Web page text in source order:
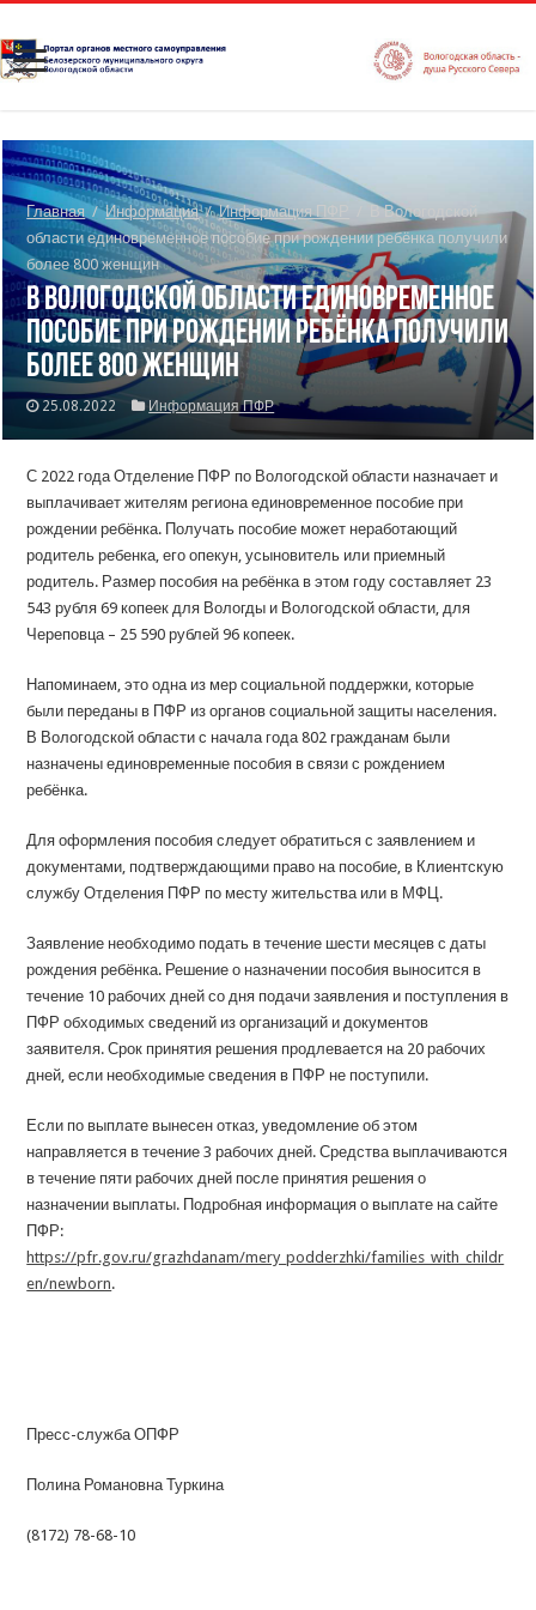
Главная / Информация / Информация ПФР
В Вологодской
области единовременное пособие при рождении ребёнка получили
более 800 женщин
В Вологодской области единовременное
пособие при рождении ребёнка получили
более 800 женщин
25.08.2022 Информация ПФР
С 2022 года Отделение ПФР по Вологодской области назначает и
выплачивает жителям региона единовременное пособие при
рождении ребёнка. Получать пособие может неработающий
родитель ребенка, его опекун, усыновитель или приемный
родитель. Размер пособия на ребёнка в этом году составляет 23
543 рубля 69 копеек для Вологды и Вологодской области, для
Череповца – 25 590 рублей 96 копеек.
Напоминаем, это одна из мер социальной поддержки, которые
были переданы в ПФР из органов социальной защиты населения.
В Вологодской области с начала года 802 гражданам были
назначены единовременные пособия в связи с рождением
ребёнка.
Для оформления пособия следует обратиться с заявлением и
документами, подтверждающими право на пособие, в Клиентскую
службу Отделения ПФР по месту жительства или в МФЦ.
Заявление необходимо подать в течение шести месяцев с даты
рождения ребёнка. Решение о назначении пособия выносится в
течение 10 рабочих дней со дня подачи заявления и поступления в
ПФР обходимых сведений из организаций и документов
заявителя. Срок принятия решения продлевается на 20 рабочих
дней, если необходимые сведения в ПФР не поступили.
Если по выплате вынесен отказ, уведомление об этом
направляется в течение 3 рабочих дней. Средства выплачиваются
в течение пяти рабочих дней после принятия решения о
назначении выплаты. Подробная информация о выплате на сайте
ПФР:
https://pfr.gov.ru/grazhdanam/mery_podderzhki/families_with_childr
en/newborn.
Пресс-служба ОПФР
Полина Романовна Туркина
(8172) 78-68-10